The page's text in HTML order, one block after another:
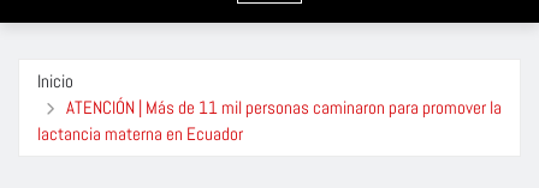
Inicio
ATENCIÓN | Más de 11 mil personas caminaron para promover la
lactancia materna en Ecuador